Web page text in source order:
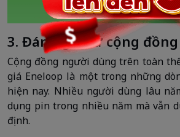
3. Đánh giá từ cộng
Cộng đồng người dùng trên toàn
giá Eneloop là một trong những
hiện nay. Nhiều người dùng lâu
dụng pin trong nhiều năm mà vẫn
định.